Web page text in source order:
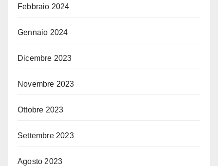
Febbraio 2024
Gennaio 2024
Dicembre 2023
Novembre 2023
Ottobre 2023
Settembre 2023
Agosto 2023